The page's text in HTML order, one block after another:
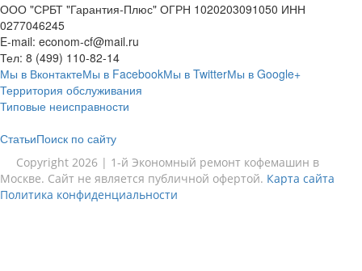
ООО "СРБТ "Гарантия-Плюс" ОГРН 1020203091050 ИНН
0277046245
E-mail: econom-cf@mail.ru
Тел: 8 (499) 110-82-14
Мы в ВконтактеМы в FacebookМы в TwitterМы в Google+
Территория обслуживания
Типовые неисправности
СтатьиПоиск по сайту
Copyright 2026 | 1-й Экономный ремонт кофемашин в
Москве. Сайт не является публичной офертой. Карта сайта
Политика конфиденциальности